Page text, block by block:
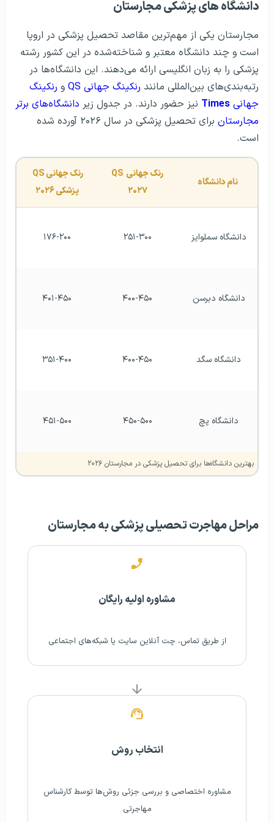
دانشگاه های پزشکی مجارستان
مجارستان یکی از مهم‌ترین مقاصد تحصیل پزشکی در اروپا
است و چند دانشگاه معتبر و شناخته‌شده در این کشور رشته
پزشکی را به زبان انگلیسی ارائه می‌دهند. این دانشگاه‌ها در
رتبه‌بندی‌های بین‌المللی مانند رنکینگ جهانی QS و رنکینگ
جهانی Times نیز حضور دارند. در جدول زیر دانشگاه‌های برتر
مجارستان
برای تحصیل پزشکی در سال ۲۰۲۶ آورده شده
است.
نام دانشگاه
رنک جهانی QS
۲۰۲۷
پزشکی ۲۰۲۶
دانشگاه سملوایز ۲۵۱-۳۰۰ ۱۷۶-۲۰۰
دانشگاه دبرسن ۴۰۰-۴۵۰ ۴۰۱-۴۵۰
دانشگاه سگد ۴۰۰-۴۵۰ ۳۵۱-۴۰۰
دانشگاه پچ ۴۵۰-۵۰۰ ۴۵۱-۵۰۰
بهترین دانشگاه‌ها برای تحصیل پزشکی در مجارستان ۲۰۲۶
مراحل مهاجرت تحصیلی پزشکی به مجارستان
مشاوره اولیه رایگان
از طریق تماس، چت آنلاین سایت یا شبکه‌های اجتماعی
انتخاب روش
مشاوره اختصاصی و بررسی جزئی روش‌ها توسط کارشناس
مهاجرتی